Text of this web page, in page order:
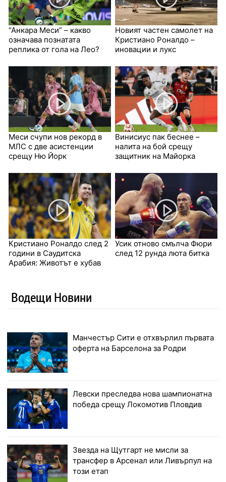
“Анкара Меси” – какво
означава познатата
реплика от гола на Лео?
Новият частен самолет на
Кристиано Роналдо –
иновации и лукс
Меси счупи нов рекорд в
МЛС с две асистенции
срещу Ню Йорк
Винисиус пак беснее –
налита на бой срещу
защитник на Майорка
Кристиано Роналдо след 2
години в Саудитска
Арабия: Животът е хубав
Усик отново смълча Фюри
след 12 рунда люта битка
Водещи Новини
Манчестър Сити е отхвърлил първата
оферта на Барселона за Родри
Левски преследва нова шампионатна
победа срещу Локомотив Пловдив
Звезда на Щутгарт не мисли за
трансфер в Арсенал или Ливърпул на
този етап